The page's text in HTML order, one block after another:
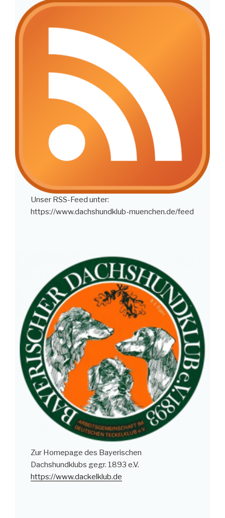
Unser RSS-Feed unter:
https://www.dachshundklub-muenchen.de/feed
Zur Homepage des Bayerischen
Dachshundklubs gegr. 1893 e.V.
https://www.dackelklub.de